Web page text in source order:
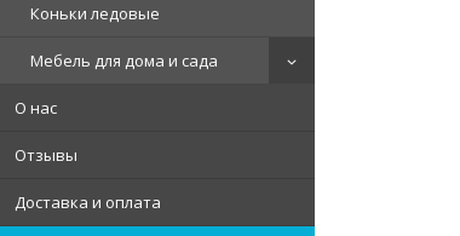
Коньки ледовые
Мебель для дома и сада
О нас
Отзывы
Доставка и оплата